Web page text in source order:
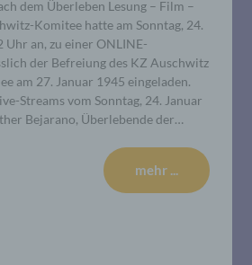
dem Überleben Lesung – Film –
Komitee hatte am Sonntag, 24.
Uhr an, zu einer ONLINE-
der Befreiung des KZ Auschwitz
am 27. Januar 1945 eingeladen.
Streams vom Sonntag, 24. Januar
Bejarano, Überlebende der…
mehr ...